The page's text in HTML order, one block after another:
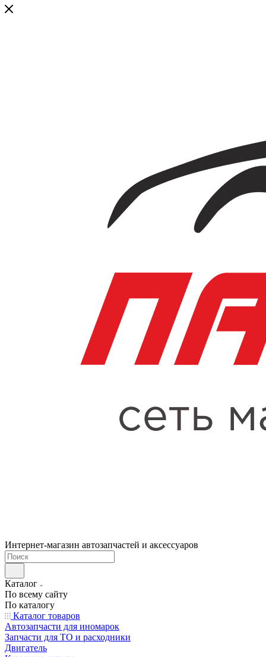
Интернет-магазин автозапчастей и аксессуаров
Каталог
По всему сайту
По каталогу
Каталог товаров
Автозапчасти для иномарок
Запчасти для ТО и расходники
Двигатель